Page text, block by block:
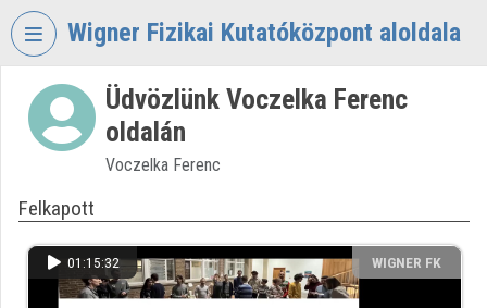
Fejléc kihagyása
Wigner Fizikai Kutatóközpont aloldala
VIDEO TORIUM
KUTATÓKÖZPONT
Intézményi kezdőlap
Bejelentkezés
Üdvözlünk Voczelka Ferenc
oldalán
Voczelka Ferenc
Felkapott
01:15:32 WIGNER FK